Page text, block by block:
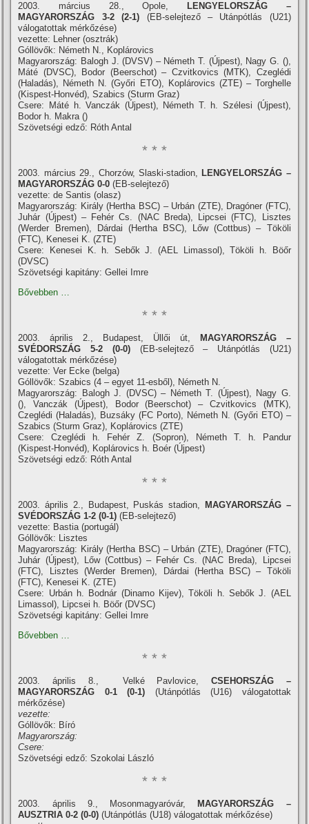
2003. március 28., Opole,
LENGYELORSZÁG –
MAGYARORSZÁG 3-2 (2-1) (EB-selejtező – Utánpótlás (U21)
válogatottak mérkőzése)
vezette: Lehner (osztrák)
Góllövők: Németh N., Koplárovics
Magyarország: Balogh J. (DVSV) – Németh T. (Újpest), Nagy G. (),
Máté (DVSC), Bodor (Beerschot) – Czvitkovics (MTK), Czeglédi
(Haladás), Németh N. (Győri ETO), Koplárovics (ZTE) – Torghelle
(Kispest-Honvéd), Szabics (Sturm Graz)
Csere: Máté h. Vanczák (Újpest), Németh T. h. Szélesi (Újpest),
Bodor h. Makra ()
Szövetségi edző: Róth Antal
* * *
2003. március 29., Chorzów, Slaski-stadion, LENGYELORSZÁG –
MAGYARORSZÁG 0-0 (EB-selejtező)
vezette: de Santis (olasz)
Magyarország: Király (Hertha BSC) – Urbán (ZTE), Dragóner (FTC),
Juhár (Újpest) – Fehér Cs. (NAC Breda), Lipcsei (FTC), Lisztes
(Werder Bremen), Dárdai (Hertha BSC), Lőw (Cottbus) – Tököli
(FTC), Kenesei K. (ZTE)
Csere: Kenesei K. h. Sebők J. (AEL Limassol), Tököli h. Böőr
(DVSC)
Szövetségi kapitány: Gellei Imre
Bővebben …
* * *
2003. április 2., Budapest, Üllői út,
MAGYARORSZÁG –
SVÉDORSZÁG 5-2 (0-0)(EB-selejtező – Utánpótlás (U21)
válogatottak mérkőzése)
vezette: Ver Ecke (belga)
Góllövők: Szabics (4 – egyet 11-esből), Németh N.
Magyarország: Balogh J. (DVSC) – Németh T. (Újpest), Nagy G.
(), Vanczák (Újpest), Bodor (Beerschot) – Czvitkovics (MTK),
Czeglédi (Haladás), Buzsáky (FC Porto), Németh N. (Győri ETO) –
Szabics (Sturm Graz), Koplárovics (ZTE)
Csere: Czeglédi h. Fehér Z. (Sopron), Németh T. h. Pandur
(Kispest-Honvéd), Koplárovics h. Boér (Újpest)
Szövetségi edző: Róth Antal
* * *
2003. április 2., Budapest, Puskás stadion,
MAGYARORSZÁG –
SVÉDORSZÁG 1-2 (0-1) (EB-selejtező)
vezette: Bastia (portugál)
Góllövők: Lisztes
Magyarország: Király (Hertha BSC) – Urbán (ZTE), Dragóner (FTC),
Juhár (Újpest), Lőw (Cottbus) – Fehér Cs. (NAC Breda), Lipcsei
(FTC), Lisztes (Werder Bremen), Dárdai (Hertha BSC) – Tököli
(FTC), Kenesei K. (ZTE)
Csere: Urbán h. Bodnár (Dinamo Kijev), Tököli h. Sebők J. (AEL
Limassol), Lipcsei h. Böőr (DVSC)
Szövetségi kapitány: Gellei Imre
Bővebben …
* * *
2003. április 8., Velké Pavlovice, CSEHORSZÁG –
MAGYARORSZÁG 0-1 (0-1) (Utánpótlás (U16) válogatottak
mérkőzése)
vezette:
Góllövők: Bí­ró
Magyarország:
Csere:
Szövetségi edző: Szokolai László
* * *
2003. április 9., Mosonmagyaróvár, MAGYARORSZÁG –
AUSZTRIA 0-2 (0-0) (Utánpótlás (U18) válogatottak mérkőzése)